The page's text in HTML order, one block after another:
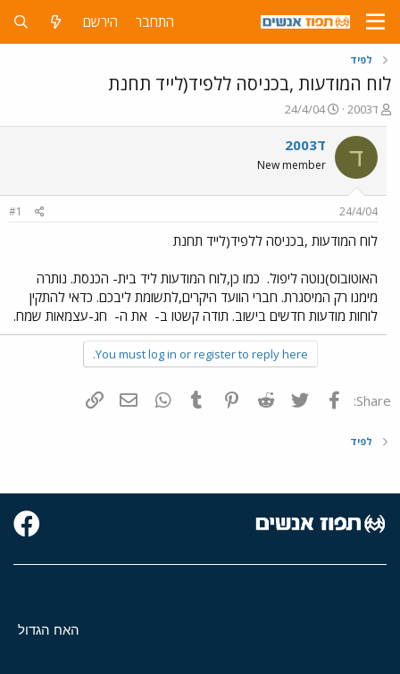
התחבר הירשם
לפיד
לוח המודעות ,בכניסה ללפיד(לייד תחנת
פ
ו
ת
ח
ה
ש
א
ד2003
פ
ו
ר
ם
ר
24/4/04
ד ד2003
New member
24/4/04
#1
לוח המודעות ,בכניסה ללפיד(לייד תחנת
האוטובוס)נוטה ליפול. כמו כן,לוח המודעות ליד בית- הכנסת. נותרה
מימנו רק המיסגרת. חברי הוועד היקרים,לתשומת ליבכם. כדאי להתקין
לוחות מודעות חדשים בישוב. תודה קשטו ב- את ה- חג-עצמאות שמח.
You must log in or register to reply here.
Share: פייסבוק Twitter
Reddit
Pinterest
Tumblr
WhatsAppדואר אלקטרוני
לפיד
האח הגדול